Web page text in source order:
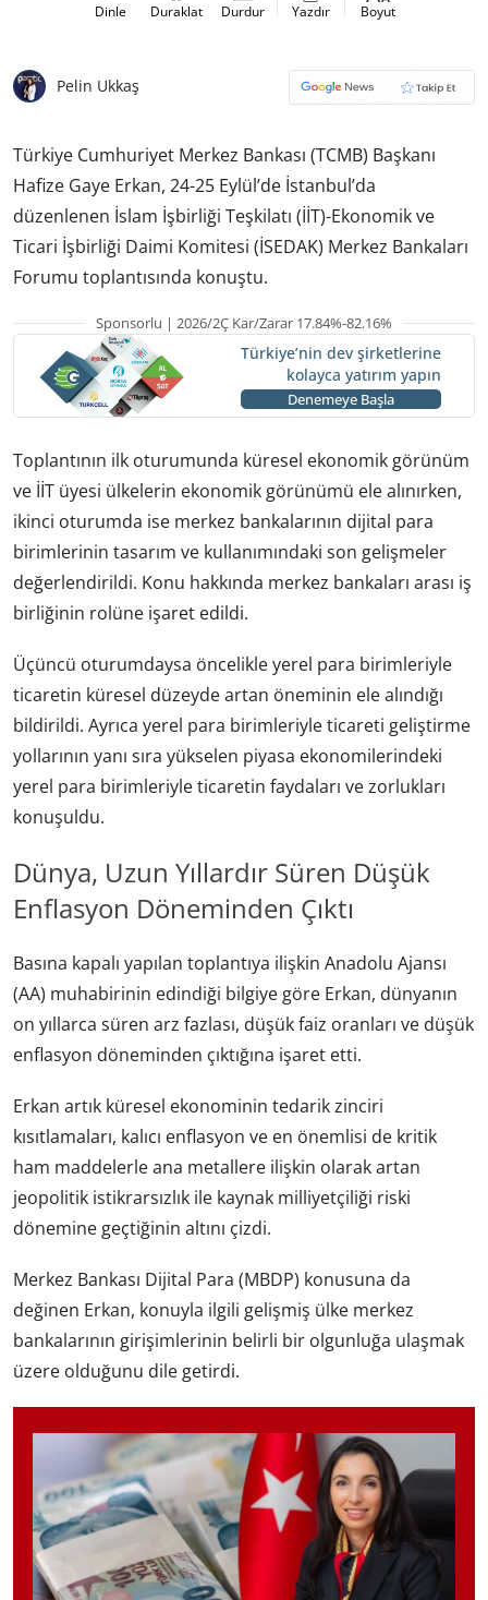
Dinle Duraklat Durdur Yazdır Boyut
Pelin Ukkaş
Türkiye Cumhuriyet Merkez Bankası (TCMB) Başkanı
Hafize Gaye Erkan, 24-25 Eylül’de İstanbul’da
düzenlenen İslam İşbirliği Teşkilatı (İİT)-Ekonomik ve
Ticari İşbirliği Daimi Komitesi (İSEDAK) Merkez Bankaları
Forumu toplantısında konuştu.
Sponsorlu | 2026/2Ç Kar/Zarar 17.84%-82.16%
Türkiye’nin dev şirketlerine
kolayca yatırım yapın
Denemeye Başla
Toplantının ilk oturumunda küresel ekonomik görünüm
ve İİT üyesi ülkelerin ekonomik görünümü ele alınırken,
ikinci oturumda ise merkez bankalarının dijital para
birimlerinin tasarım ve kullanımındaki son gelişmeler
değerlendirildi. Konu hakkında merkez bankaları arası iş
birliğinin rolüne işaret edildi.
Üçüncü oturumdaysa öncelikle yerel para birimleriyle
ticaretin küresel düzeyde artan öneminin ele alındığı
bildirildi. Ayrıca yerel para birimleriyle ticareti geliştirme
yollarının yanı sıra yükselen piyasa ekonomilerindeki
yerel para birimleriyle ticaretin faydaları ve zorlukları
konuşuldu.
Dünya, Uzun Yıllardır Süren Düşük
Enflasyon Döneminden Çıktı
Basına kapalı yapılan toplantıya ilişkin Anadolu Ajansı
(AA) muhabirinin edindiği bilgiye göre Erkan, dünyanın
on yıllarca süren arz fazlası, düşük faiz oranları ve düşük
enflasyon döneminden çıktığına işaret etti.
Erkan artık küresel ekonominin tedarik zinciri
kısıtlamaları, kalıcı enflasyon ve en önemlisi de kritik
ham maddelerle ana metallere ilişkin olarak artan
jeopolitik istikrarsızlık ile kaynak milliyetçiliği riski
dönemine geçtiğinin altını çizdi.
Merkez Bankası Dijital Para (MBDP) konusuna da
değinen Erkan, konuyla ilgili gelişmiş ülke merkez
bankalarının girişimlerinin belirli bir olgunluğa ulaşmak
üzere olduğunu dile getirdi.